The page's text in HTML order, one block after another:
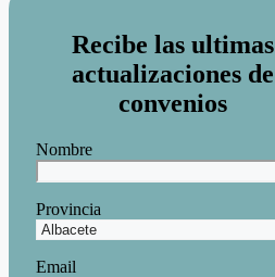
Recibe las ultimas
actualizaciones de
convenios
Nombre
Provincia
Email